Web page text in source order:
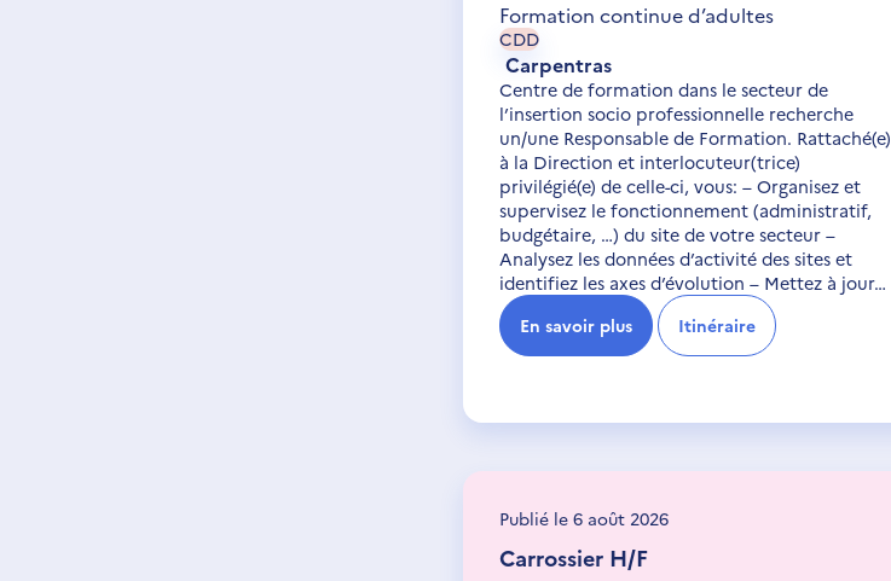
Formation continue d’adultes
CDD
Carpentras
Centre de formation dans le secteur de
l’insertion socio professionnelle recherche
un/une Responsable de Formation. Rattaché(e)
à la Direction et interlocuteur(trice)
privilégié(e) de celle-ci, vous: – Organisez et
supervisez le fonctionnement (administratif,
budgétaire, …) du site de votre secteur –
Analysez les données d’activité des sites et
identifiez les axes d’évolution – Mettez à jour…
En savoir plus
Itinéraire
Publié le 6 août 2026
Carrossier H/F